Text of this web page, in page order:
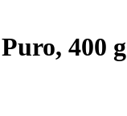
400 g